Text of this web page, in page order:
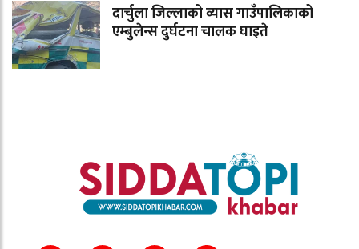
दार्चुला जिल्लाको व्यास गाउँपालिकाको
एम्बुलेन्स दुर्घटना चालक घाइते